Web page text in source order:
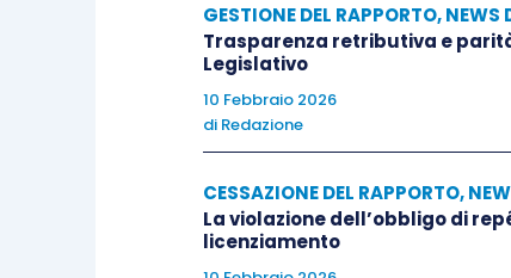
GESTIONE DEL RAPPORTO,NEWS
Trasparenza retributiva e
Legislativo
10 Febbraio 2026
di Redazione
CESSAZIONE DEL RAPPORTO,
La violazione dell’obbligo di
licenziamento